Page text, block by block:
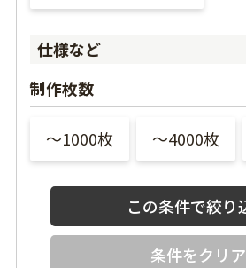
仕様など
制作枚数
〜1000枚 〜4000枚
条件をクリア